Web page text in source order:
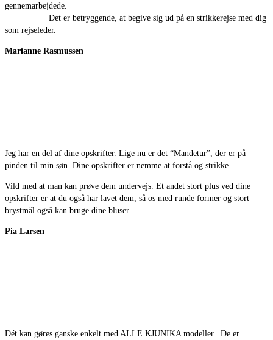
gennemarbejdede.
Det er betryggende, at begive sig ud på en strikkerejse med dig
som rejseleder.
Marianne Rasmussen
Jeg har en del af dine opskrifter. Lige nu er det “Mandetur”, der er på
pinden til min søn. Dine opskrifter er nemme at forstå og strikke.
Vild med at man kan prøve dem undervejs. Et andet stort plus ved dine
opskrifter er at du også har lavet dem, så os med runde former og stort
brystmål også kan bruge dine bluser
Pia Larsen
Dét kan gøres ganske enkelt med ALLE KJUNIKA modeller.. De er